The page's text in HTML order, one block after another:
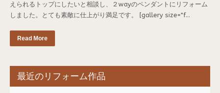
えられるトップにしたいと相談し、２wayのペンダントにリフォーム
しました。とても素敵に仕上がり満足です。 [gallery size="f...
Read More
最近のリフォーム作品